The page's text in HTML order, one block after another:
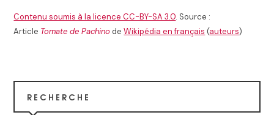
Contenu soumis à la licence CC-BY-SA 3.0. Source :
Article Tomate de PachinodeWikipédia en français (auteurs)
RECHERCHE